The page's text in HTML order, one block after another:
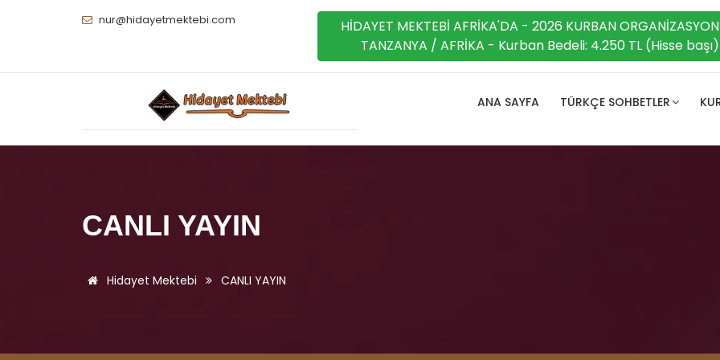
nur@hidayetmektebi.com
HİDAYET MEKTEBİ AFRİKA'DA - 2026 KURBAN
TANZANYA / AFRİKA - Kurban Bedeli: 4.250 TL (Hisse başı)
ANA SAYFA TÜRKÇE SOHBETLER
CANLI YAYIN
Hidayet Mektebi CANLI YAYIN